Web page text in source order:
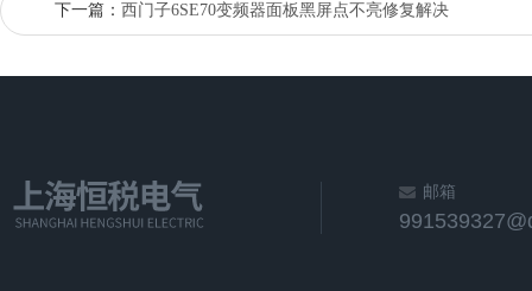
下一篇： 西门子6SE70变频器面板黑屏点不亮修复解决
邮箱